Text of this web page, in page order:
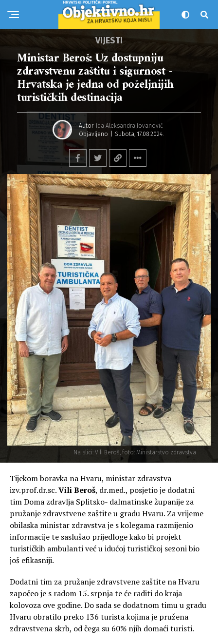
Na slici: Vili Beroš, foto: Ministarstvo zdravstva
VIJESTI
Ministar Beroš: Uz dostupniju
zdravstvenu zaštitu i sigurnost -
Hrvatska je jedna od poželjnijih
turističkih destinacija
Autor Ida Aleksandra Jovanović
Objavljeno
Subota, 17.08.2024.
Tijekom boravka na Hvaru, ministar zdravstva
izv.prof.dr.sc.Vili Beroš, dr.med., posjetio je dodatni
tim Doma zdravlja Splitsko- dalmatinske županije za
pružanje zdravstvene zaštite u gradu Hvaru. Za vrijeme
obilaska ministar zdravstva je s kolegama razmijenio
informacije te saslušao prijedloge kako bi projekt
turističkih ambulanti već u idućoj turističkoj sezoni bio
još efikasniji.
Dodatni tim za pružanje zdravstvene zaštite na Hvaru
započeo je s radom 15. srpnja te će raditi do kraja
kolovoza ove godine. Do sada se dodatnom timu u gradu
Hvaru obratilo preko 136 turista kojima je pružena
zdravstvena skrb, od čega su 60% njih domaći turisti.